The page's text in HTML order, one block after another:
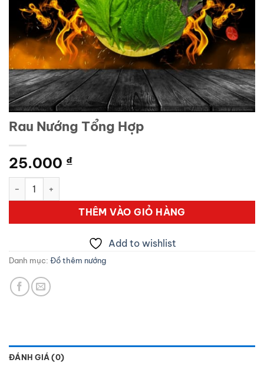
Rau Nướng Tổng Hợp
25.000 ₫
Rau Nướng Tổng Hợp số lượng
THÊM VÀO GIỎ HÀNG
Add to wishlist
Danh mục: Đồ thêm nướng
ĐÁNH GIÁ (0)